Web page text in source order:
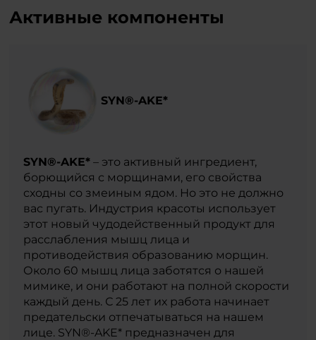
Активные компоненты
SYN®-AKE*
SYN®-AKE* – это активный ингредиент,
борющийся с морщинами, его свойства
сходны со змеиным ядом. Но это не должно
вас пугать. Индустрия красоты использует
этот новый чудодейственный продукт для
расслабления мышц лица и
противодействия образованию морщин.
Около 60 мышц лица заботятся о нашей
мимике, и они работают на полной скорости
каждый день. С 25 лет их работа начинает
предательски отпечатываться на нашем
лице. SYN®-AKE* предназначен для